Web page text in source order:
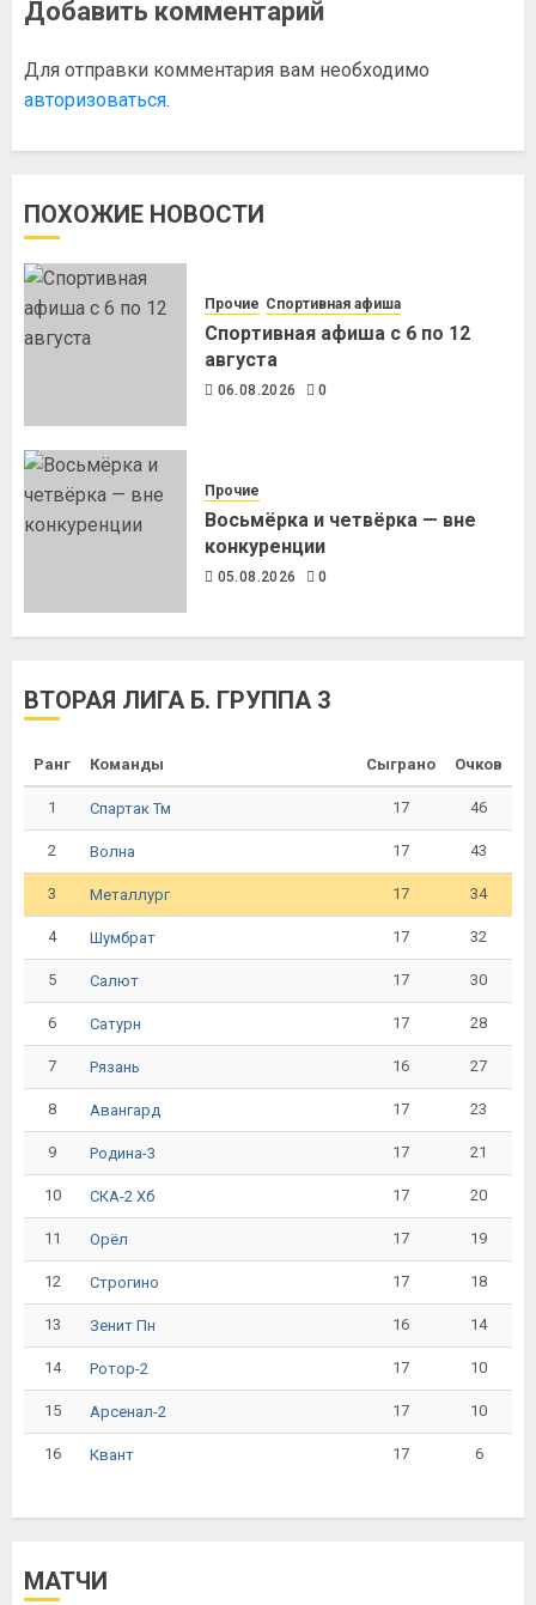
Добавить комментарий
Для отправки комментария вам необходимо
авторизоваться.
ПОХОЖИЕ НОВОСТИ
Прочие Спортивная афиша
Спортивная афиша с 6 по 12
августа
06.08.2026 0
Прочие
Восьмёрка и четвёрка — вне
конкуренции
05.08.2026 0
ВТОРАЯ ЛИГА Б. ГРУППА 3
Ранг Команды Сыграно Очков
1 Спартак Тм 17 46
2 Волна 17 43
3 Металлург 17 34
4 Шумбрат 17 32
5 Салют 17 30
6 Сатурн 17 28
7 Рязань 16 27
8 Авангард 17 23
9 Родина-3 17 21
10 СКА-2 Хб 17 20
11 Орёл 17 19
12 Строгино 17 18
13 Зенит Пн 16 14
14 Ротор-2 17 10
15 Арсенал-2 17 10
16 Квант 17 6
МАТЧИ